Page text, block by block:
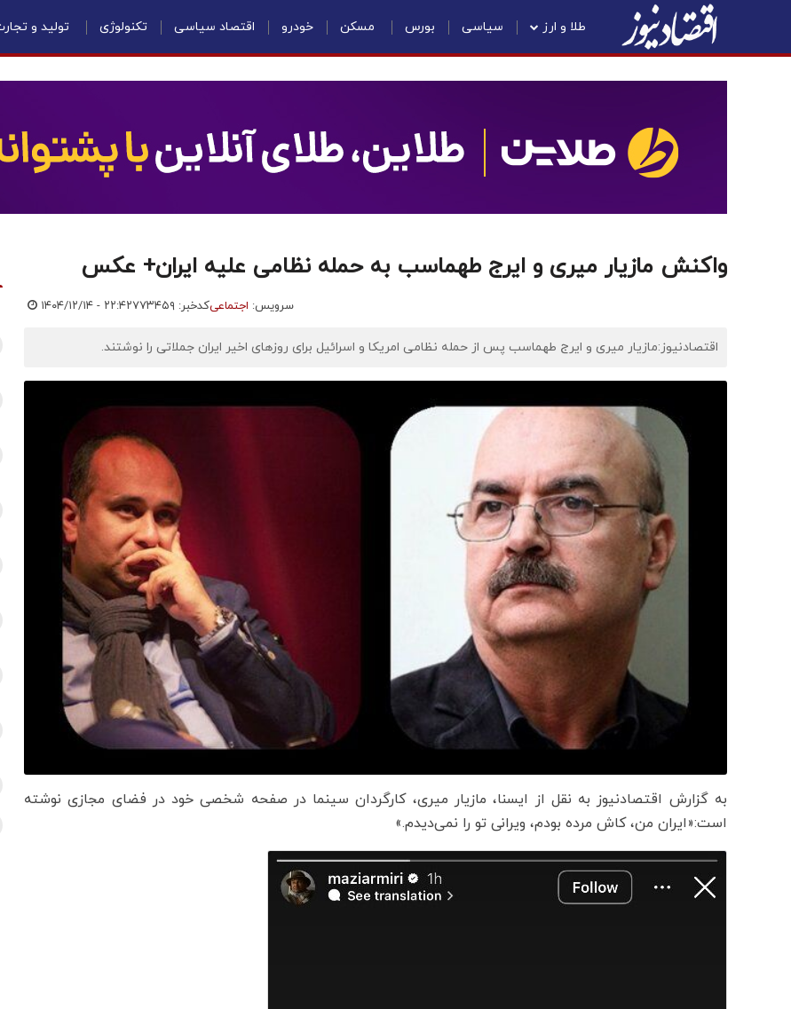
طلا و ارز سیاسی بورس مسکن خودرو اقتصاد سیاسی تکنولوژی تولید و
واکنش مازیار میری و ایرج طهماسب به حمله نظامی علیه ایران+ عکس
سرویس: اجتماعیکدخبر: ۷۷۳۴۵۹ ۱۴۰۴/۱۲/۱۴ - ۲۲:۴۲
اقتصادنیوز:مازیار میری و ایرج طهماسب پس از حمله نظامی امریکا و اسرائیل برای روزهای اخیر ایران جملاتی را نوشتند.
به گزارش اقتصادنیوز به نقل از ایسنا، مازیار میری، کارگردان سینما در صفحه شخصی خود در فضای مجازی نوشته
است:«ایران من، کاش مرده بودم، ویرانی تو را نمی‌دیدم.»